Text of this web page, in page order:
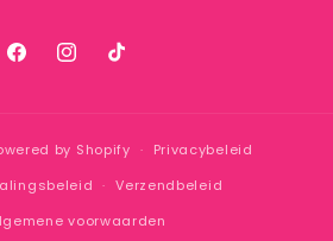
FacebookInstagram
TikTok
by Shopify
Privacybeleid
Verzendbeleid
voorwaarden